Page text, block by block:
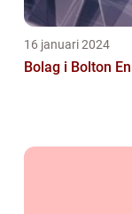
16 januari 2024